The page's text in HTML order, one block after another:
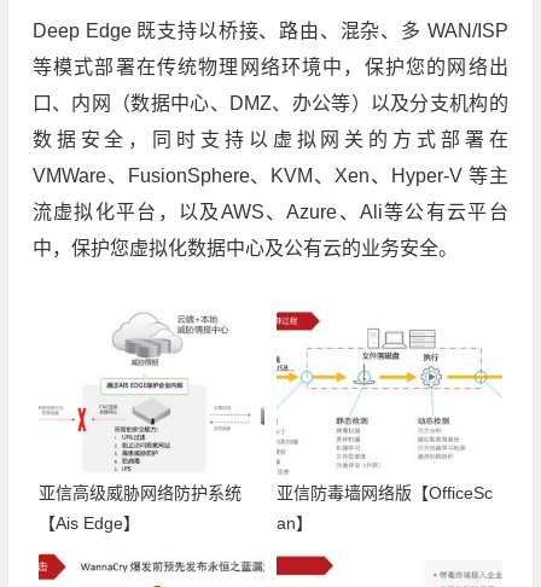
Deep Edge 既支持以桥接、路由、混杂、多 WAN/ISP
等模式部署在传统物理网络环境中，保护您的网络出
口、内网（数据中心、DMZ、办公等）以及分支机构的
数据安全，同时支持以虚拟网关的方式部署在
VMWare、FusionSphere、KVM、Xen、Hyper-V 等主
流虚拟化平台，以及AWS、Azure、Ali等公有云平台
中，保护您虚拟化数据中心及公有云的业务安全。
亚信高级威胁网络防护系统
【Ais Edge】
亚信防毒墙网络版【OfficeSc
an】